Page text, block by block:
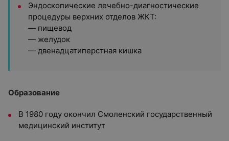
Эндоскопические лечебно-диагностические
процедуры верхних отделов ЖКТ:
— пищевод
— желудок
— двенадцатиперстная кишка
Образование
В 1980 году окончил Смоленский государственный
медицинский институт